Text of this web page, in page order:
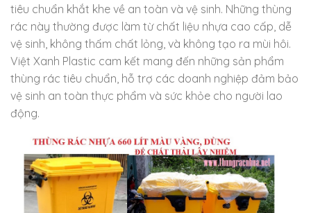
tiêu chuẩn khắt khe về an toàn và vệ sinh. Những thùng
rác này thường được làm từ chất liệu nhựa cao cấp, dễ
vệ sinh, không thấm chất lỏng, và không tạo ra mùi hôi.
Việt Xanh Plastic cam kết mang đến những sản phẩm
thùng rác tiêu chuẩn, hỗ trợ các doanh nghiệp đảm bảo
vệ sinh an toàn thực phẩm và sức khỏe cho người lao
động.